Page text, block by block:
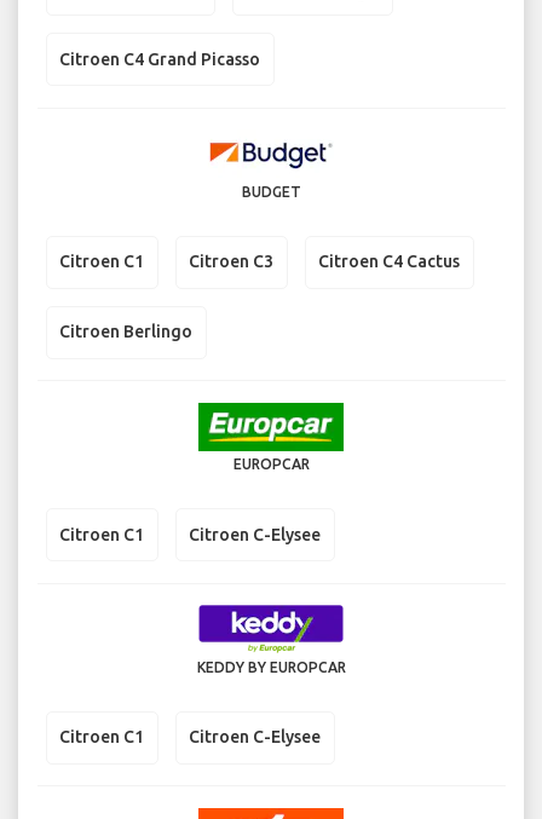
Citroen C4 Grand Picasso
BUDGET
Citroen C1 Citroen C3 Citroen C4 Cactus
Citroen Berlingo
EUROPCAR
Citroen C1 Citroen C-Elysee
KEDDY BY EUROPCAR
Citroen C1 Citroen C-Elysee